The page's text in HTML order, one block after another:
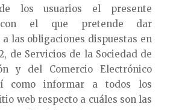
los usuarios el presente
con el que pretende dar
las obligaciones dispuestas en
de Servicios de la Sociedad de
y del Comercio Electrónico
como informar a todos los
web respecto a cuáles son las